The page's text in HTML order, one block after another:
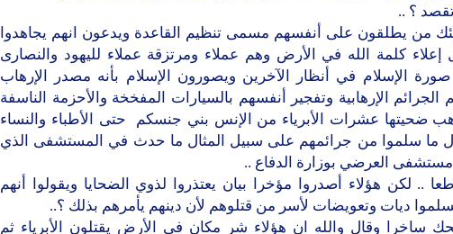
؟ ..
من يطلقون على أنفسهم مسمى تنظيم القاعدة ويدعون انهم يجاهدوا
كلمة الله في الأرض وهم عملاء ومرتزقة عملاء لليهود والنصارى
صورة الإسلام في أنظار الآخرين ويصورون الإسلام بأنه مصدر الإرهاب
الجرائم الإرهابية وتفجير أنفسهم بالسيارات المفخخة والأحزمة الناسفة
ضحيتها عشرات الأبرياء من الإنس بني جنسكم حتى الأطباء والنساء
ما سلموا من جرائمهم على سبيل المثال ما حدث في المستشفى الذي
العرضي بوزارة الدفاع ..
.. لكن هؤلاء أصدروا مؤخرا بيان يعتذروا لذوي الضحايا ويقولوا أنهم
ديات وتعويضات لأسر من قتلوهم لأن دينهم يأمرهم بذلك ؟..
ساخرا وقال والله ان هؤلاء شر مكان في الأرض يقتلون الأبرياء ثم